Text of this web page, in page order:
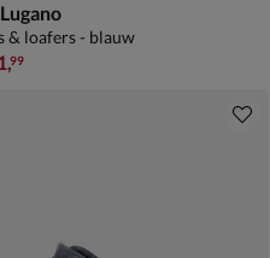
& loafers - blauw
voor € 111,99
,99